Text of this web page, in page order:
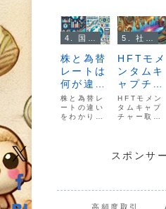
株と為替
レートは
何が違う
の？計算
式は？始
まりは？
株と為替レ
ートの違い
をわかりや
にも理解し
HFTモメ
ンタムキ
ャプチャ
ー取引の
具体的な
運用コス
する方法
HFTモメン
タムキャプ
チャー取引
利用する具
体的な方法
取引の利点
スポンサ
高頻度取引